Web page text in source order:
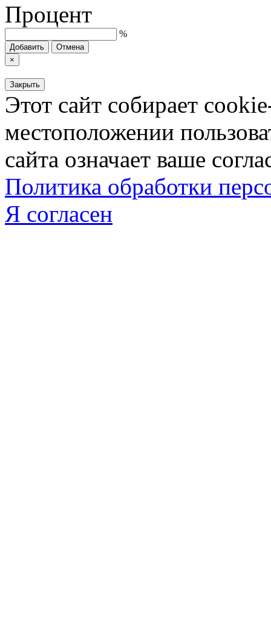
Процент
%
Добавить
Отмена
×
Закрыть
Этот сайт собирает
местоположении
сайта означает ваше
Политика обработки
Я согласен